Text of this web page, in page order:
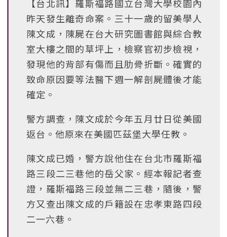
【台北訊】羅斯福路國立台灣大學校園內
昨天發生離奇命案。三十一歲的留美學人
陳文成，陳屍在台大研究圖書館與綜合教
室大樓之間的草坪上，檢察官初步檢視，
發現他的背部有傷而且肋骨折斷。確實的
致命原因要等法醫下週一解剖屍體後才能
確定。
警方調查，陳文成於今年五月廿日從美國
返台。他原來在美國匹茲堡大學任教。
陳文成已婚，警方說他住在台北市羅斯福
路三段二三巷他的岳父家。經本報記者查
證，羅斯福路三段並無二三巷，隨後，警
方又查出陳文成的戶籍設在忠孝東路四段
二一六巷。